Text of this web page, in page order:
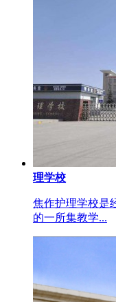
理学校
焦作护理学校是
的一所集教学...